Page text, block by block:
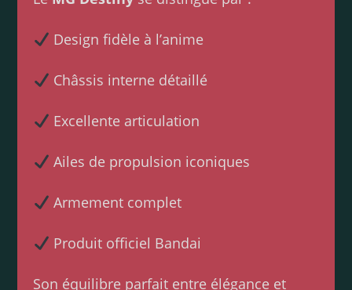
Design fidèle à l’anime
Châssis interne détaillé
Excellente articulation
Ailes de propulsion iconiques
Armement complet
Produit officiel Bandai
Son équilibre parfait entre élégance et